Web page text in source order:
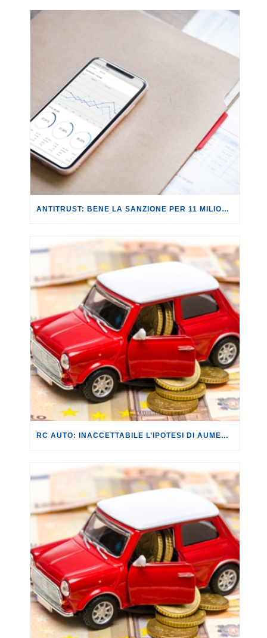
ANTITRUST: BENE LA SANZIONE PER 11 MILIONI A REVOLUT PER PUBBLICITÀ INGANNEVOLE.
RC AUTO: INACCETTABILE L’IPOTESI DI AUMENTO DELL’ALIQUOTA SULLE POLIZZE INFORTUNIO CONDUCENTE COLLEGATE ALLA RC AUTO.